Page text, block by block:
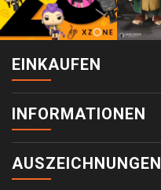
EINKAUFEN
INFORMATIONEN
AUSZEICHNUNGEN